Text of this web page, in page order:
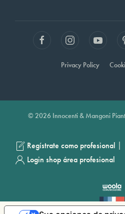
Privacy Policy
© 2026 Innocenti & Mangoni
Regístrate como profesional |
Login shop área profesional